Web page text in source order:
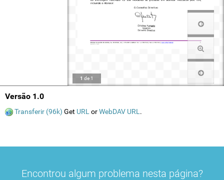
1 de 1
Versão 1.0
Transferir (96k) Get URL orWebDAV URL .
Encontrou algum problema nesta página?